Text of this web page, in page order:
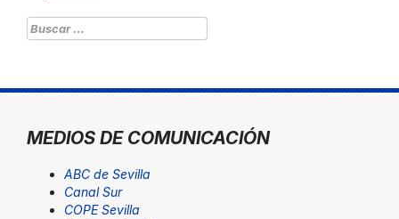
Buscar:
MEDIOS DE COMUNICACIÓN
ABC de Sevilla
Canal Sur
COPE Sevilla